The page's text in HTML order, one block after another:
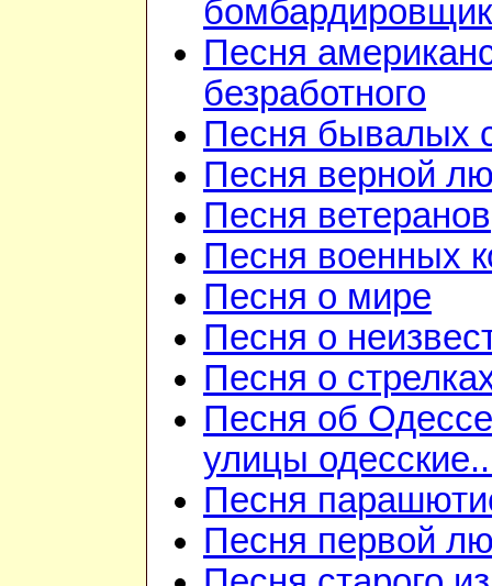
Песня
безработного
Песня бывалых
Песня верной
Песня ветеранов
Песня военных
Песня о мире
Песня о
Песня о
Песня об
улицы
Песня
Песня первой